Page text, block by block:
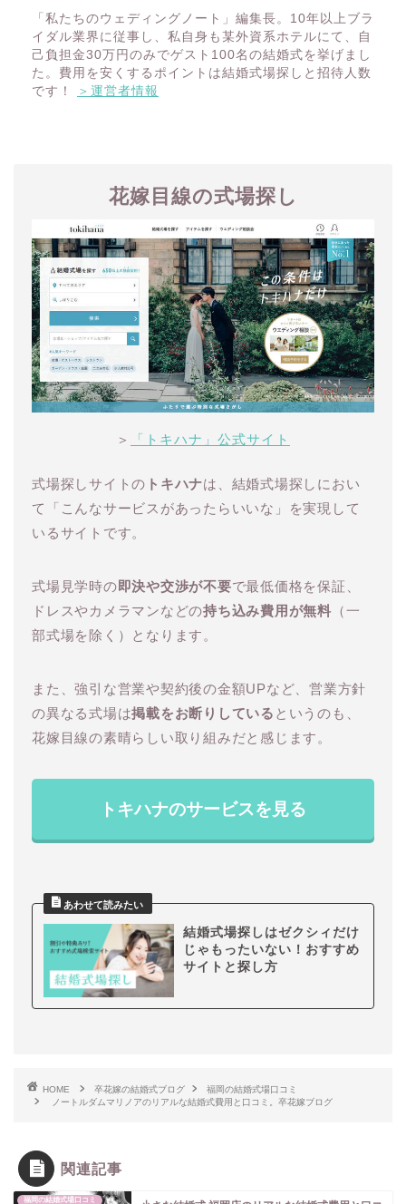
「私たちのウェディングノート」編集長。10年以上ブラ
イダル業界に従事し、私自身も某外資系ホテルにて、自
己負担金30万円のみでゲスト100名の結婚式を挙げまし
た。費用を安くするポイントは結婚式場探しと招待人数
です！
＞運営者情報
花嫁目線の式場探し
＞ 「トキハナ」公式サイト
式場探しサイトの トキハナは、結婚式場探しにおい
て「こんなサービスがあったらいいな」を実現して
いるサイトです。
式場見学時の即決や交渉が不要で最低価格を保証、
ドレスやカメラマンなどの持ち込み費用が無料 （一
部式場を除く）となります。
また、強引な営業や契約後の金額UPなど、営業方針
の異なる式場は掲載をお断りしている というのも、
花嫁目線の素晴らしい取り組みだと感じます。
トキハナのサービスを見る
結婚式場探しはゼクシィだけ
じゃもったいない！おすすめ
サイトと探し方
HOME 卒花嫁の結婚式ブログ
福岡の結婚式場口コミ
ノートルダムマリノアのリアルな結婚式費用と口コミ。卒花嫁ブログ
関連記事
福岡の結婚式場口コミ